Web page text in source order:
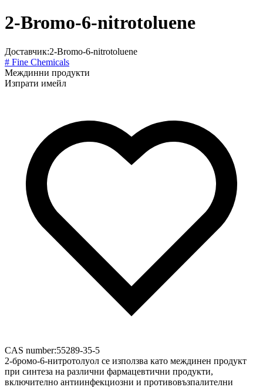
2-Bromo-6-nitrotoluene
Доставчик:2-Bromo-6-nitrotoluene
# Fine Chemicals
Междинни продукти
Изпрати имейл
CAS number:55289-35-5
2-бромо-6-нитротолуол се използва като междинен продукт
при синтеза на различни фармацевтични продукти,
включително антиинфекциозни и противовъзпалителни